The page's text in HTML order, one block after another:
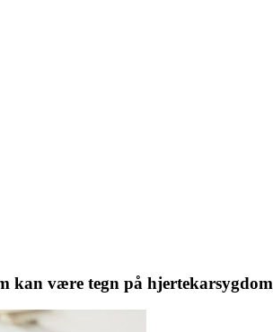
kan være tegn på hjertekarsygdom